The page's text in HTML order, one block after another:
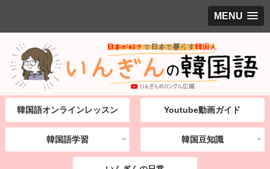
MENU
韓国語オンラインレッスン Youtube動画ガイド
韓国語学習 韓国豆知識